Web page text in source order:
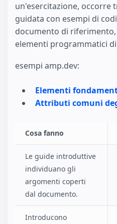
un'esercitazione, occorre
guidata con esempi di
documento di
elementi programmatici
esempi amp.dev:
Elementi
Attributi comuni
Cosa fanno
Le guide introduttive
individuano gli
argomenti coperti
dal documento.
Introducono